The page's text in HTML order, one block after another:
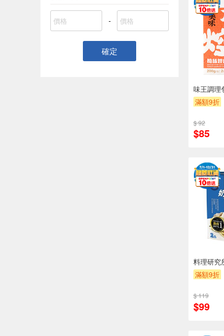
-
確定
味王調理
滿額9折
$ 92
$85
料理研究
滿額9折
$ 119
$99